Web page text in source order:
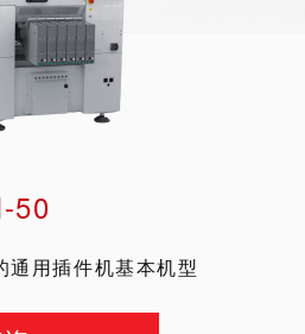
50
通用插件机基本机型